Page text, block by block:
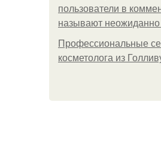
пользователи в
называют
Профессиональные
косметолога из